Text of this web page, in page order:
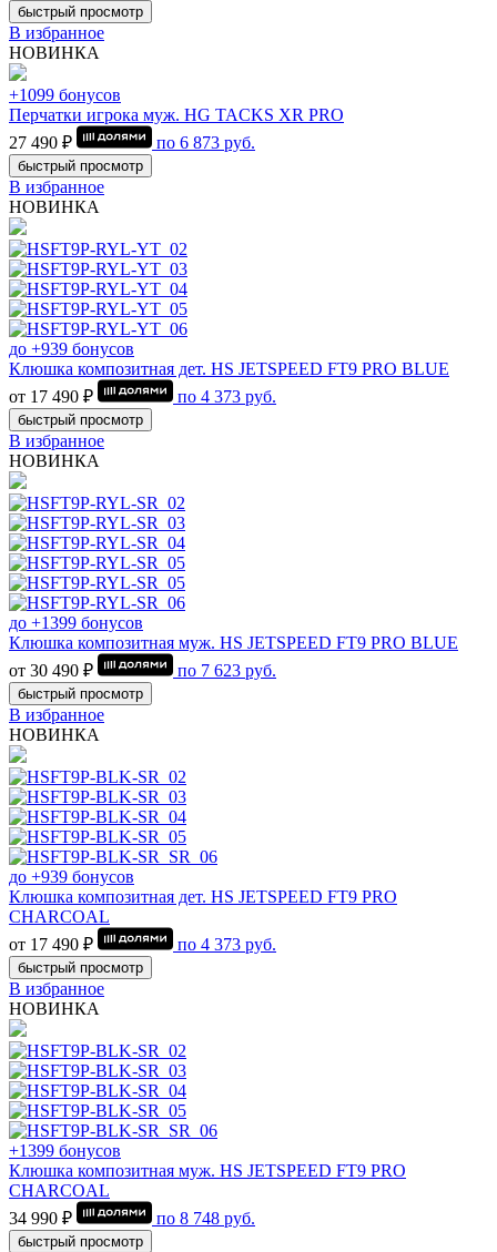
быстрый просмотр
В избранное
НОВИНКА
+1099 бонусов
Перчатки игрока муж. HG TACKS XR PRO
27 490 ₽
по 6 873 руб.
быстрый просмотр
В избранное
НОВИНКА
до +939 бонусов
Клюшка композитная дет. HS JETSPEED FT9 PRO BLUE
от 17 490 ₽
по 4 373 руб.
быстрый просмотр
В избранное
НОВИНКА
до +1399 бонусов
Клюшка композитная муж. HS JETSPEED FT9 PRO BLUE
от 30 490 ₽
по 7 623 руб.
быстрый просмотр
В избранное
НОВИНКА
до +939 бонусов
Клюшка композитная дет. HS JETSPEED FT9 PRO
CHARCOAL
от 17 490 ₽
по 4 373 руб.
быстрый просмотр
В избранное
НОВИНКА
+1399 бонусов
Клюшка композитная муж. HS JETSPEED FT9 PRO
CHARCOAL
34 990 ₽
по 8 748 руб.
быстрый просмотр